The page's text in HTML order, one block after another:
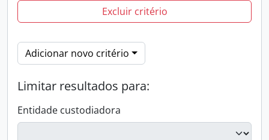
Excluir critério
Adicionar novo critério
Limitar resultados para:
Entidade custodiadora